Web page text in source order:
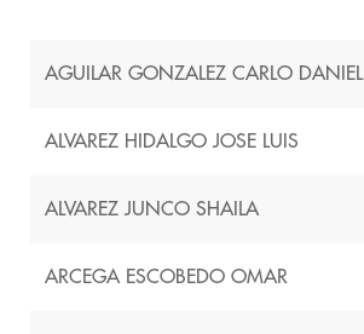
AGUILAR GONZALEZ CARLO DANIEL
ALVAREZ HIDALGO JOSE LUIS
ALVAREZ JUNCO SHAILA
ARCEGA ESCOBEDO OMAR